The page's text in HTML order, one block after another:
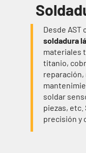
Desde
soldadura
materiales
titanio,
soldar
piezas, etc.
precisión y